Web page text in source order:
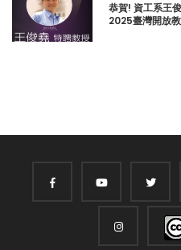
恭賀! 資工系王
2025臺灣開放